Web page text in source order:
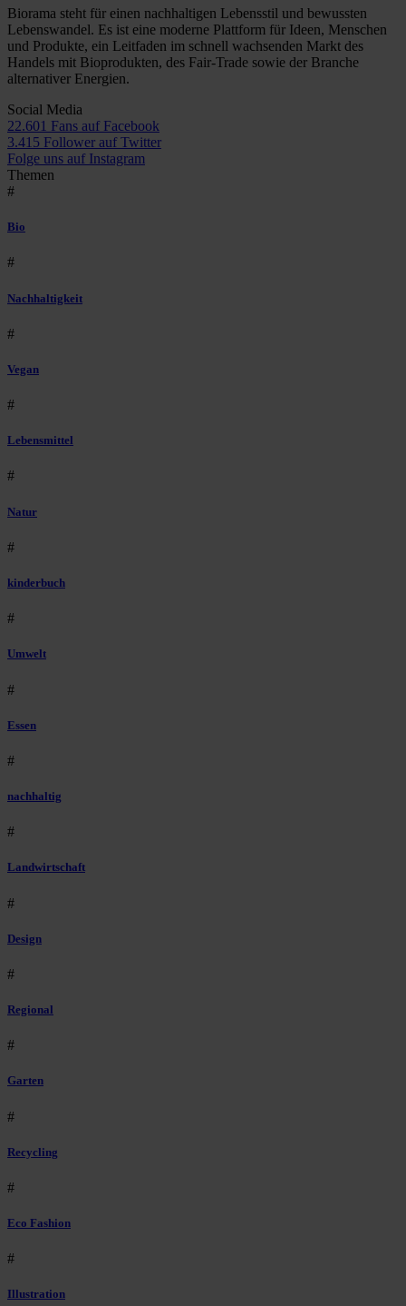
Biorama steht für einen nachhaltigen Lebensstil und bewussten
Lebenswandel. Es ist eine moderne Plattform für Ideen, Menschen
und Produkte, ein Leitfaden im schnell wachsenden Markt des
Handels mit Bioprodukten, des Fair-Trade sowie der Branche
alternativer Energien.
Social Media
22.601 Fans auf Facebook
3.415 Follower auf Twitter
Folge uns auf Instagram
Themen
#
Bio
#
Nachhaltigkeit
#
Vegan
#
Lebensmittel
#
Natur
#
kinderbuch
#
Umwelt
#
Essen
#
nachhaltig
#
Landwirtschaft
#
Design
#
Regional
#
Garten
#
Recycling
#
Eco Fashion
#
Illustration